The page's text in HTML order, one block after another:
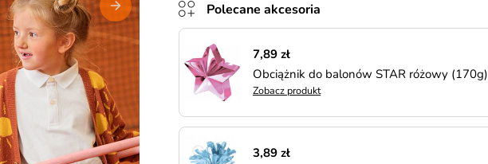
Polecane akcesoria
7,89 zł
Obciążnik do balonów STAR różowy (170g)
Zobacz produkt
3,89 zł